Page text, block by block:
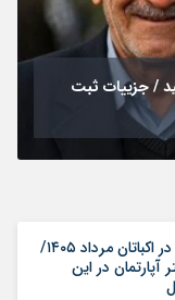
تومان رسید / جزییات ثبت
لیست قیمت خرید مسکن در اکباتان مرداد ۱۴۰۵/
در این